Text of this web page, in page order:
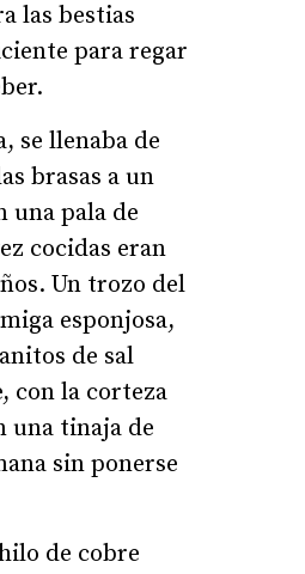
las bestias
para regar
se llenaba de
brasas a un
una pala de
cocidas eran
Un trozo del
esponjosa,
de sal
con la corteza
una tinaja de
sin ponerse
de cobre